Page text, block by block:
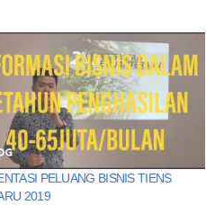
PELUANG BISNIS TIENS
2019